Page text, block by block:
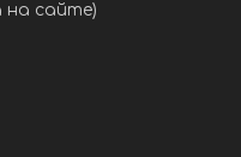
на сайте)